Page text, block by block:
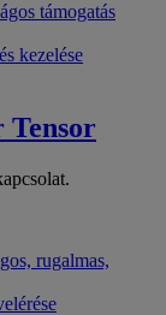
támogatás
kezelése
Tensor
rugalmas,